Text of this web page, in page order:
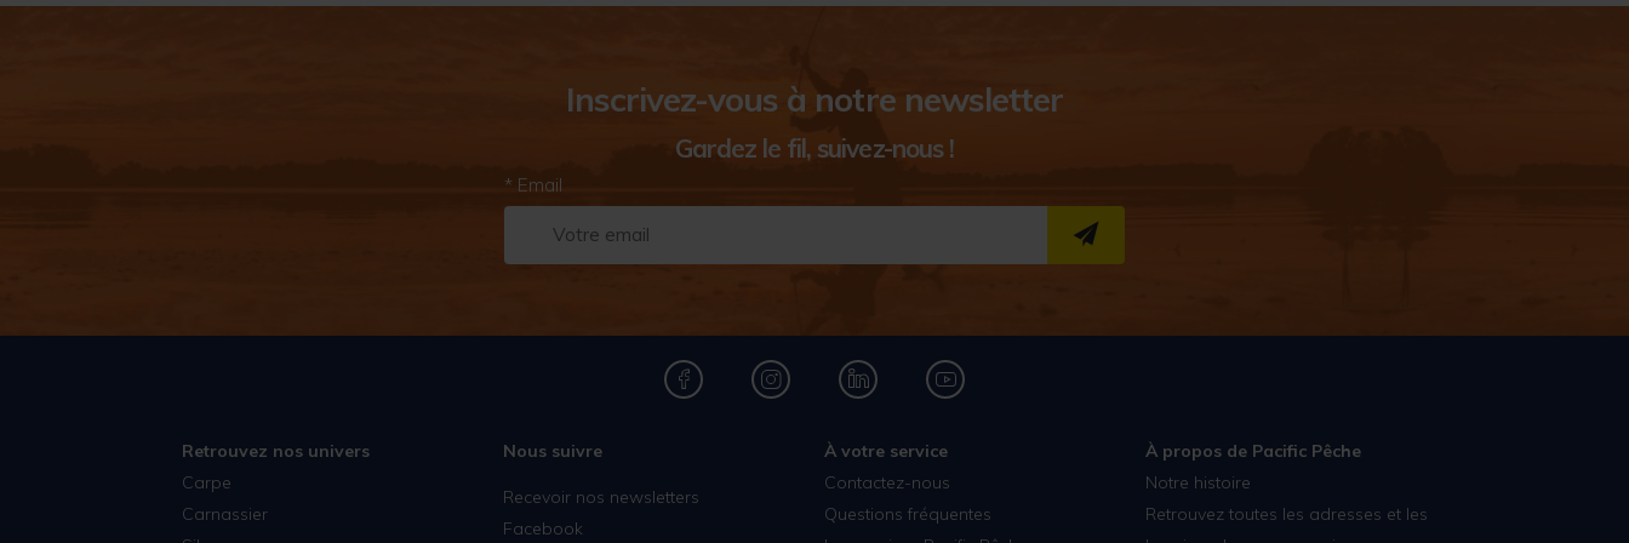
Inscrivez-vous à notre newsletter
Gardez le fil, suivez-nous !
* Email
S''INSCRIRE
Retrouvez nos univers
Carpe
Carnassier
Nous suivre
Recevoir nos newsletters
Facebook
À votre service
Contactez-nous
Questions fréquentes
À propos de Pacific Pêche
Notre histoire
Retrouvez toutes les adresses et les